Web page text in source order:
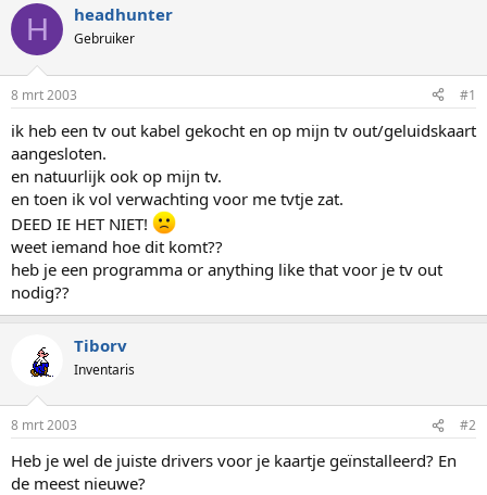
r
w
e
s
t
a
r
t
e
r
d
a
m
H headhunter
Gebruiker
8 mrt 2003 #1
ik heb een tv out kabel gekocht en op mijn tv out/geluidskaart
aangesloten.
en natuurlijk ook op mijn tv.
en toen ik vol verwachting voor me tvtje zat.
DEED IE HET NIET!
weet iemand hoe dit komt??
heb je een programma or anything like that voor je tv out
nodig??
Tiborv
Inventaris
8 mrt 2003 #2
Heb je wel de juiste drivers voor je kaartje geïnstalleerd? En
de meest nieuwe?